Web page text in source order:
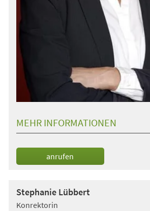
MEHR INFORMATIONEN
anrufen
Stephanie Lübbert
Konrektorin